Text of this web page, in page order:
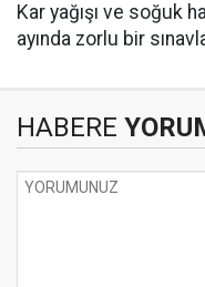
Kar yağışı ve soğuk
ayında zorlu bir
HABERE